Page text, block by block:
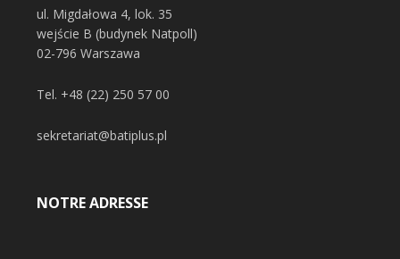
ul. Migdałowa 4, lok. 35
wejście B (budynek Natpoll)
02-796 Warszawa
Tel. +48 (22) 250 57 00
sekretariat@batiplus.pl
NOTRE ADRESSE